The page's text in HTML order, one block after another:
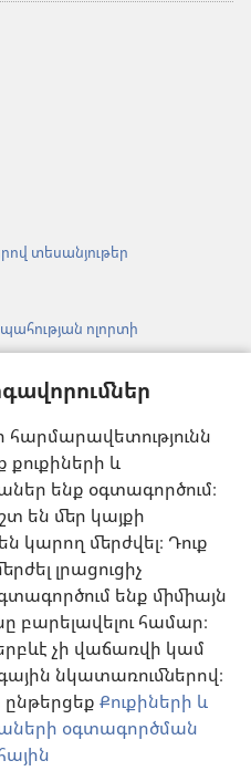
հարմարավետությունն
և
ենք օգտագործում։
են մեր կայքի
մերժվել։ Դուք
լրացուցիչ
ենք միմիայն
բարելավելու համար։
չի վաճառվի կամ
նկատառումներով։
Քուքիների և
օգտագործման
տեսանյութեր
ոլորտի